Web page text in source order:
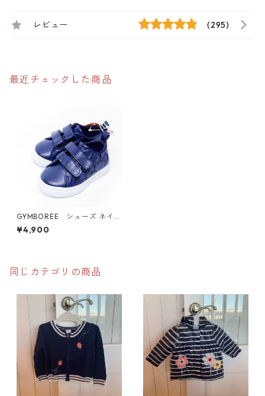
レビュー (295)
最近チェックした商品
GYMBOREE シューズ ネイビ
ー マジックテープ
¥4,900
同じカテゴリの商品